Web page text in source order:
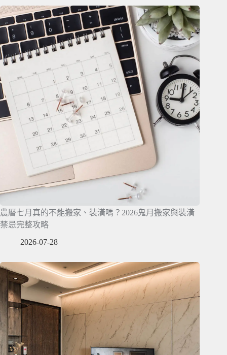
農曆七月真的不能搬家、裝潢嗎？2026鬼月搬家與裝潢
禁忌完整攻略
2026-07-28